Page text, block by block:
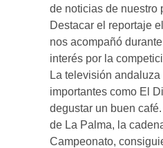
de noticias de nuestro
Destacar el reportaje
nos acompañó
interés por la
La televisión
importantes como El
degustar un buen
de La Palma, la
Campeonato,